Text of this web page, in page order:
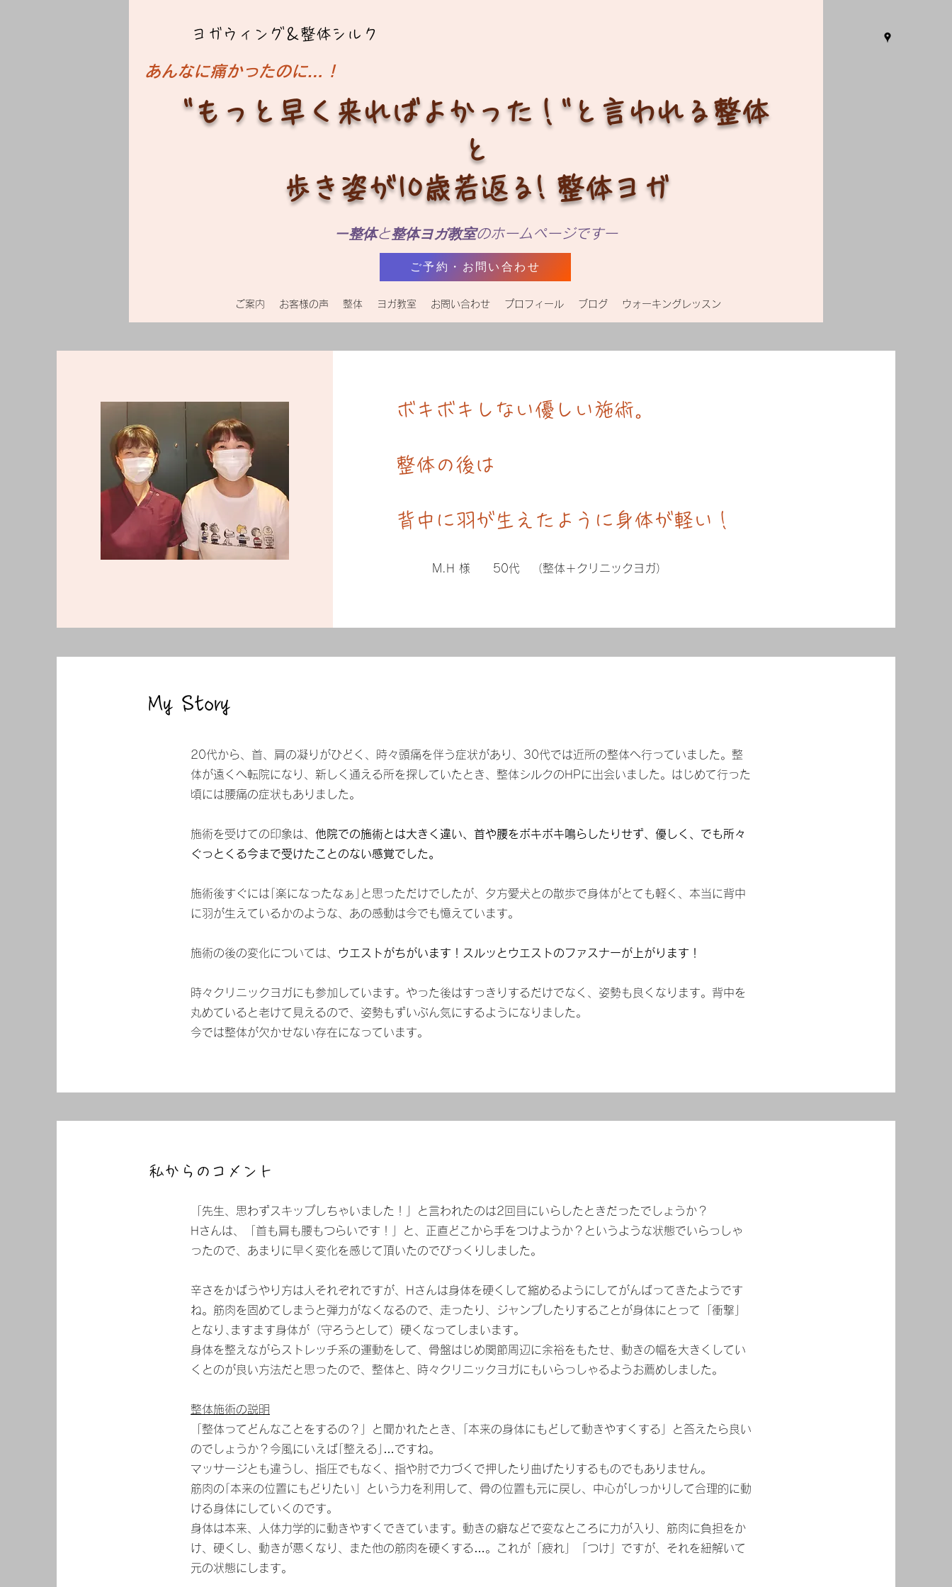
ヨガウィング＆整体シルク
​あんなに痛かったのに…！
"もっと早く来ればよかった！"と言われる整体
と
歩き姿が10歳若返る! 整体ヨガ
ー整体と整体ヨガ教室のホームページですー
ご予約・お問い合わせ
ご案内 お客様の声 整体 ヨガ教室 お問い合わせ プロフィール ブログ ウォーキングレッスン
ボキボキしない優しい施術​。
整体の後は
背中に羽が生えたように身体が軽い！
M.H 様 50代​ （整体＋クリニックヨガ）
My Story
20代から、首、肩の凝りがひどく、時々頭痛を伴う症状があり、30代では近所の整体へ行っていました。整
体が遠くへ転院になり、新しく通える所を探していたとき、整体シルクのHPに出会いました。はじめて行った
頃には腰痛の症状もありました。
施術を受けての印象は、 他院での施術とは大きく違い、首や腰をボキボキ鳴らしたりせず、優しく、でも所々
ぐっとくる今まで受けたことのない感覚でした。
施術後すぐには｢楽になったなぁ｣と思っただけでしたが、夕方愛犬との散歩で身体がとても軽く、本当に背中
に羽が生えているかのような、あの感動は今でも憶えています。
施術の後の変化については、 ウエストがちがいます！スルッとウエストのファスナーが上がります！
​時々クリニックヨガにも参加しています。やった後はすっきりするだけでなく、姿勢も良くなります。背中を
丸めていると老けて見えるので、姿勢もずいぶん気にするようになりました。
今では整体が欠かせない存在になっています。
​私からのコメント
「先生、思わずスキップしちゃいました！」と言われたのは2回目にいらしたときだったでしょうか？
H さんは、「首も肩も腰もつらいです！」と、正直どこから手をつけようか？というような状態でいらっしゃ
ったので、あまりに早く変化を感じて頂いたのでびっくりしました。
辛さをかばうやり方は人それぞれですが、Hさんは身体を硬くして縮めるようにしてがんばってきたようです
ね。筋肉を固めてしまうと弾力がなくなるので、走ったり、ジャンプしたりすることが身体にとって「衝撃」
となり､ますます身体が（守ろうとして）硬くなってしまいます。
身体を整えながらストレッチ系の運動をして、骨盤はじめ関節周辺に余裕をもたせ、動きの幅を大きくしてい
くとのが良い方法だと思ったので、整体と、時々クリニックヨガにもいらっしゃるようお薦めしました。
整体施術の説明
「整体ってどんなことをするの？」と聞かれたとき、｢本来の身体にもどして動きやすくする」と答えたら良い
のでしょうか？今風にいえば｢整える｣…ですね。
マッサージとも違うし、指圧でもなく、指や肘で力づくで押したり曲げたりするものでもありません。
筋肉の｢本来の位置にもどりたい」という力を利用して、骨の位置も元に戻し、中心がしっかりして合理的に動
ける身体にしていくのです。
身体は本来、人体力学的に動きやすくできています。動きの癖などで変なところに力が入り、筋肉に負担をか
け、硬くし、動きが悪くなり、また他の筋肉を硬くする…。これが「疲れ」「つけ」ですが、それを紐解いて
元の状態にします。